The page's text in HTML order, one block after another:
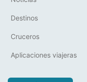
Destinos
Cruceros
Aplicaciones viajeras